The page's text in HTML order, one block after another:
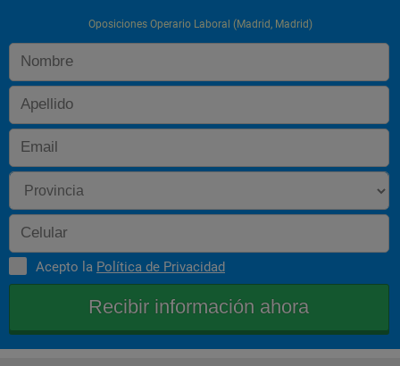
Oposiciones Operario Laboral (Madrid, Madrid)
Acepto la Política de Privacidad